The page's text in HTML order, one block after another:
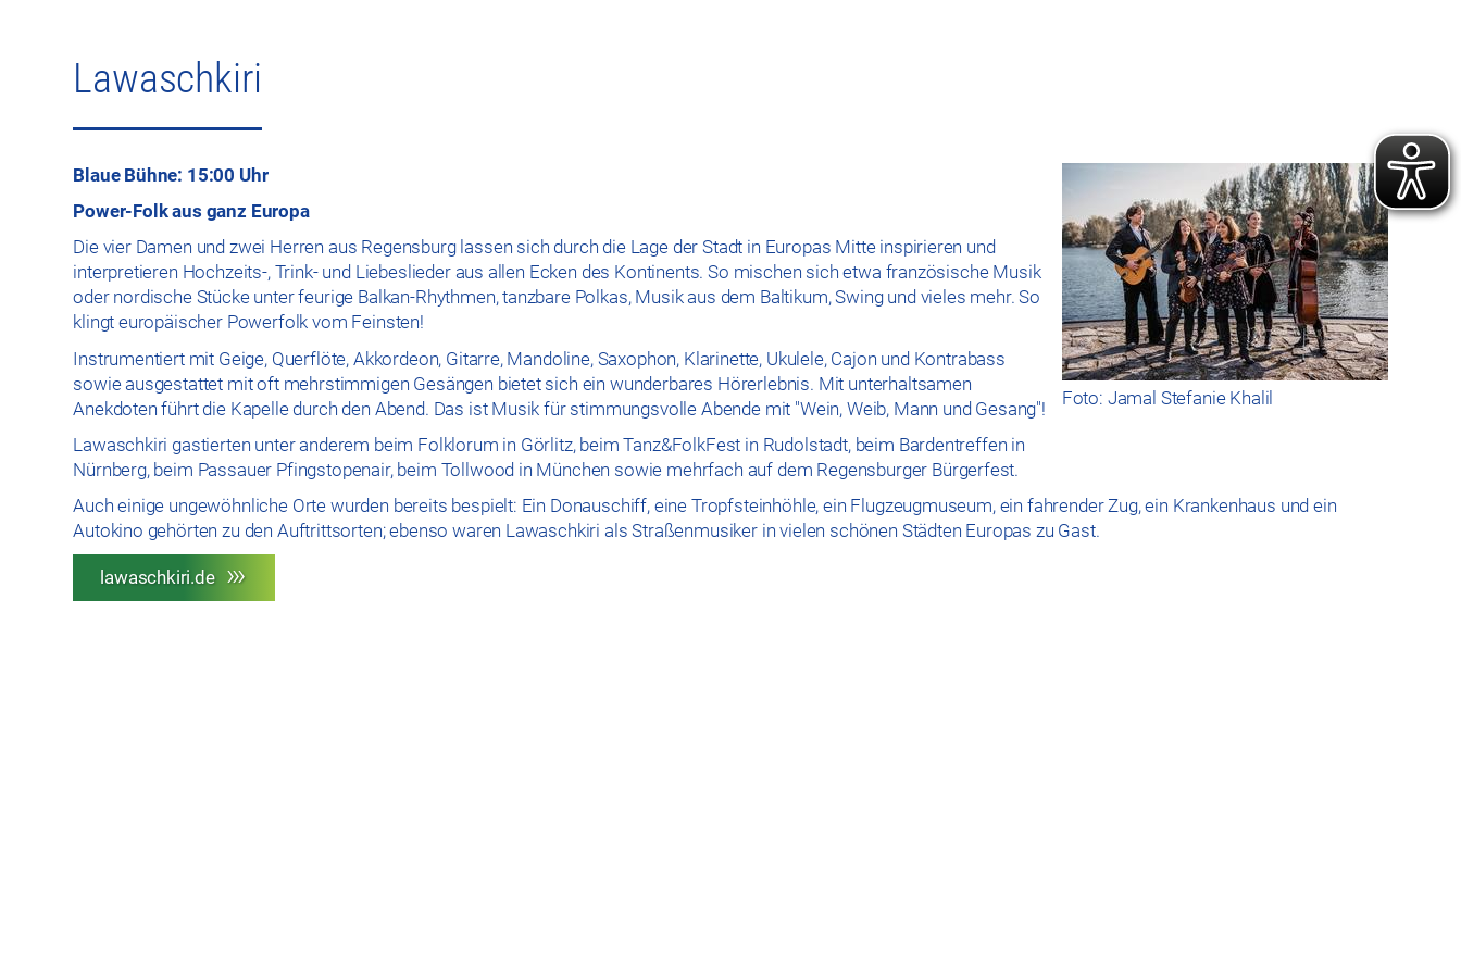
Lawaschkiri
Foto: Jamal Stefanie Khalil
Blaue Bühne: 15:00 Uhr
Power-Folk aus ganz Europa
Die vier Damen und zwei Herren aus Regensburg lassen sich durch die Lage der Stadt in Europas Mitte inspirieren und
interpretieren Hochzeits-, Trink- und Liebeslieder aus allen Ecken des Kontinents. So mischen sich etwa französische Musik
oder nordische Stücke unter feurige Balkan-Rhythmen, tanzbare Polkas, Musik aus dem Baltikum, Swing und vieles mehr. So
klingt europäischer Powerfolk vom Feinsten!
Instrumentiert mit Geige, Querflöte, Akkordeon, Gitarre, Mandoline, Saxophon, Klarinette, Ukulele, Cajon und Kontrabass
sowie ausgestattet mit oft mehrstimmigen Gesängen bietet sich ein wunderbares Hörerlebnis. Mit unterhaltsamen
Anekdoten führt die Kapelle durch den Abend. Das ist Musik für stimmungsvolle Abende mit "Wein, Weib, Mann und Gesang"!
Lawaschkiri gastierten unter anderem beim Folklorum in Görlitz, beim Tanz&FolkFest in Rudolstadt, beim Bardentreffen in
Nürnberg, beim Passauer Pfingstopenair, beim Tollwood in München sowie mehrfach auf dem Regensburger Bürgerfest.
Auch einige ungewöhnliche Orte wurden bereits bespielt: Ein Donauschiff, eine Tropfsteinhöhle, ein Flugzeugmuseum, ein fahrender Zug, ein Krankenhaus und ein
Autokino gehörten zu den Auftrittsorten; ebenso waren Lawaschkiri als Straßenmusiker in vielen schönen Städten Europas zu Gast.
lawaschkiri.de